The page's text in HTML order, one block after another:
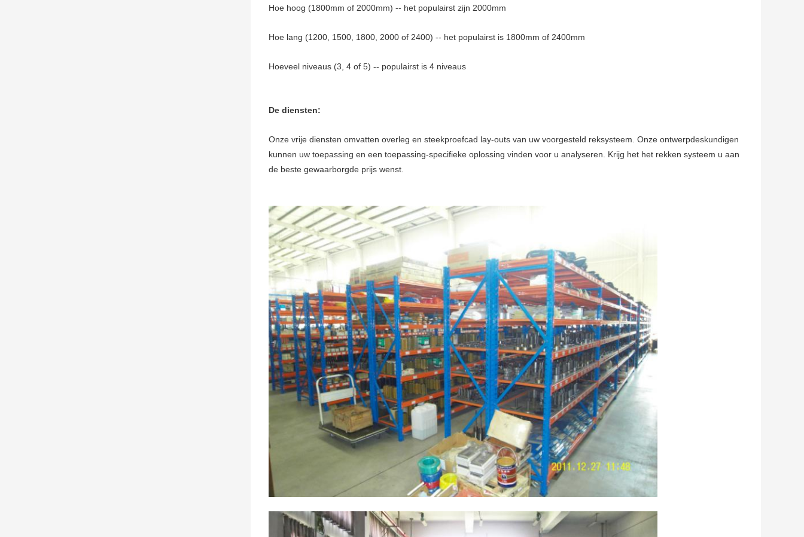
Hoe hoog (1800mm of 2000mm) -- het populairst zijn 2000mm
Hoe lang (1200, 1500, 1800, 2000 of 2400) -- het populairst is 1800mm of 2400mm
Hoeveel niveaus (3, 4 of 5) -- populairst is 4 niveaus
De diensten:
Onze vrije diensten omvatten overleg en steekproefcad lay-outs van uw voorgesteld reksysteem. Onze ontwerpdeskundigen
kunnen uw toepassing en een toepassing-specifieke oplossing vinden voor u analyseren. Krijg het het rekken systeem u aan
de beste gewaarborgde prijs wenst.